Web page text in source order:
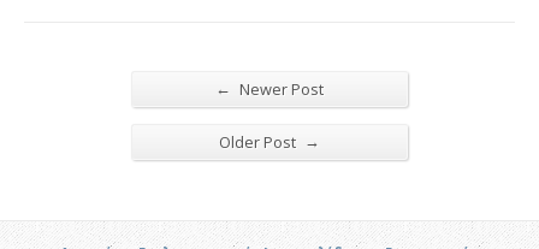
← Newer Post
Older Post →